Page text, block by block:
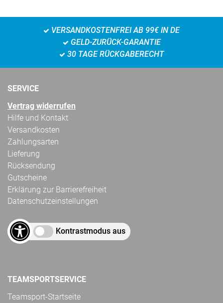
VERSANDKOSTENFREI AB 99€ IN DE
GELD-ZURÜCK-GARANTIE
30 TAGE RÜCKGABERECHT
SERVICE
Vertrag widerrufen
Hilfe und Kontakt
Versandkosten
Zahlungsarten
Lieferung
Rücksendung
Gutscheine
Erklärung zur Barrierefreiheit
Datenschutzeinstellungen
Kontrastmodus aus
TEAMSPORTSERVICE
Teamsport-Startseite